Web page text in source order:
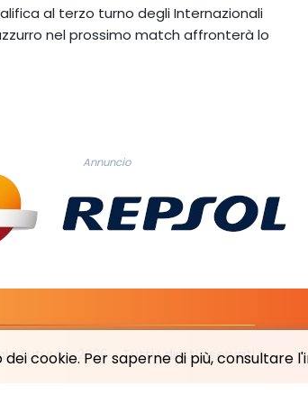
cookie. Per saperne di più, consultare
al terzo turno degli Internazionali
nel prossimo match affronterà lo
Annuncio
Futuro - 2026 - Tutti i diritti riservati